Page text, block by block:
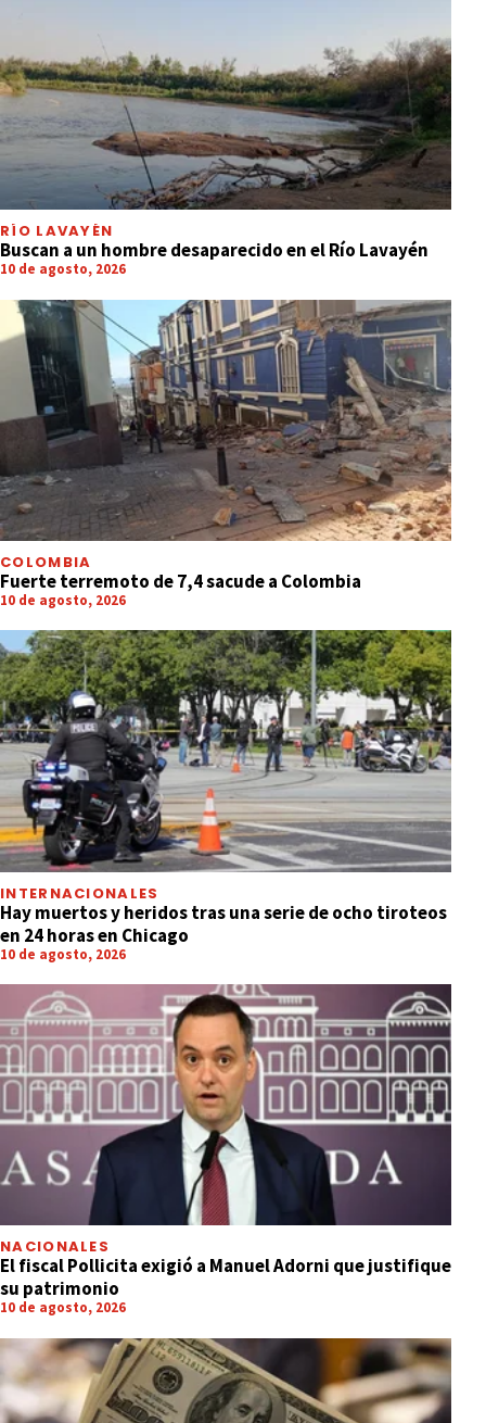
RÍO LAVAYÉN
Buscan a un hombre desaparecido en el Río Lavayén
10 de agosto, 2026
COLOMBIA
Fuerte terremoto de 7,4 sacude a Colombia
10 de agosto, 2026
INTERNACIONALES
Hay muertos y heridos tras una serie de ocho tiroteos
en 24 horas en Chicago
10 de agosto, 2026
NACIONALES
El fiscal Pollicita exigió a Manuel Adorni que justifique
su patrimonio
10 de agosto, 2026